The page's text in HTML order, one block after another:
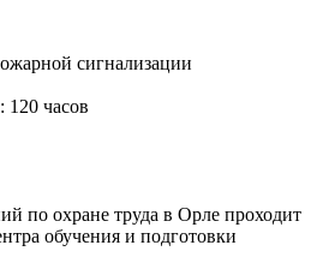
сигнализации
120 часов
по охране труда в Орле проходит
обучения и подготовки